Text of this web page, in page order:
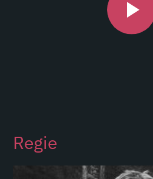
Regie